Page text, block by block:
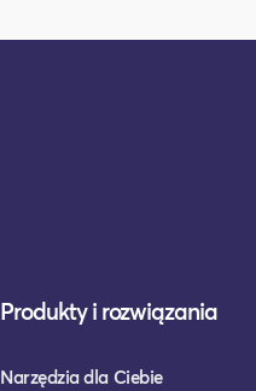
Produkty i rozwiązania
Narzędzia dla Ciebie